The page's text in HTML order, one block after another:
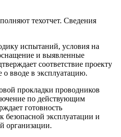
техотчет. Сведения
испытаний, условия на
и выявленные
соответствие проекту
вводе в эксплуатацию.
прокладки проводников
по действующим
готовность
безопасной эксплуатации и
организации.